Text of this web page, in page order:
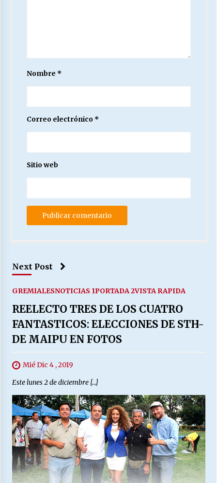
Nombre *
Correo electrónico *
Sitio web
Next Post
GREMIALESNOTICIAS 1PORTADA 2VISTA RAPIDA
REELECTO TRES DE LOS CUATRO
FANTASTICOS: ELECCIONES DE STH-
DE MAIPU EN FOTOS
Mié Dic 4 , 2019
Este lunes 2 de diciembre […]